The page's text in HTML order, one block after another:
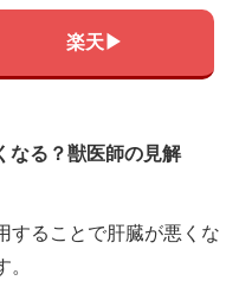
楽天▶
なる？獣医師の見解
することで肝臓が悪くな